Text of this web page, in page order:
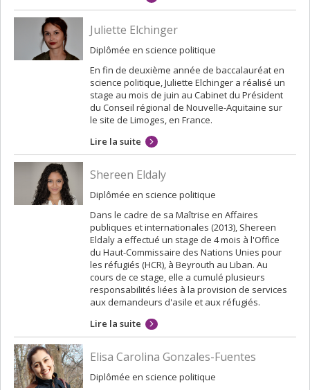
Juliette Elchinger
Diplômée en science politique
En fin de deuxième année de baccalauréat en
science politique, Juliette Elchinger a réalisé un
stage au mois de juin au Cabinet du Président
du Conseil régional de Nouvelle-Aquitaine sur
le site de Limoges, en France.
Lire la suite
Shereen Eldaly
Diplômée en science politique
Dans le cadre de sa Maîtrise en Affaires
publiques et internationales (2013), Shereen
Eldaly a effectué un stage de 4 mois à l'Office
du Haut-Commissaire des Nations Unies pour
les réfugiés (HCR), à Beyrouth au Liban. Au
cours de ce stage, elle a cumulé plusieurs
responsabilités liées à la provision de services
aux demandeurs d'asile et aux réfugiés.
Lire la suite
Elisa Carolina Gonzales-Fuentes
Diplômée en science politique